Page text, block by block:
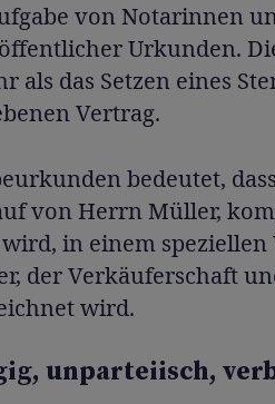
von Notarinnen
Urkunden.
als das Setzen eines
Vertrag.
bedeutet,
von Herrn Müller,
in einem
der Verkäuferschaft
wird.
unparteiisch,